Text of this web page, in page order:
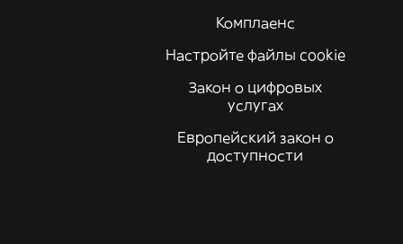
Комплаенс
Настройте файлы cookie
Закон о цифровых
услугах
Европейский закон о
доступности